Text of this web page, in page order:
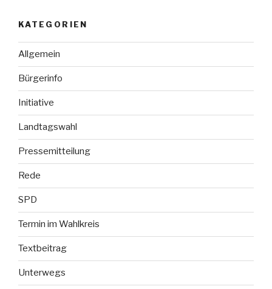
KATEGORIEN
Allgemein
Bürgerinfo
Initiative
Landtagswahl
Pressemitteilung
Rede
SPD
Termin im Wahlkreis
Textbeitrag
Unterwegs